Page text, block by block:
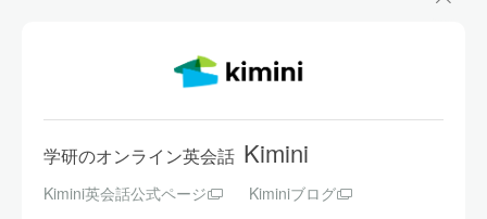
学研のオンライン英会話 Kimini
Kimini英会話公式ページ Kiminiブログ